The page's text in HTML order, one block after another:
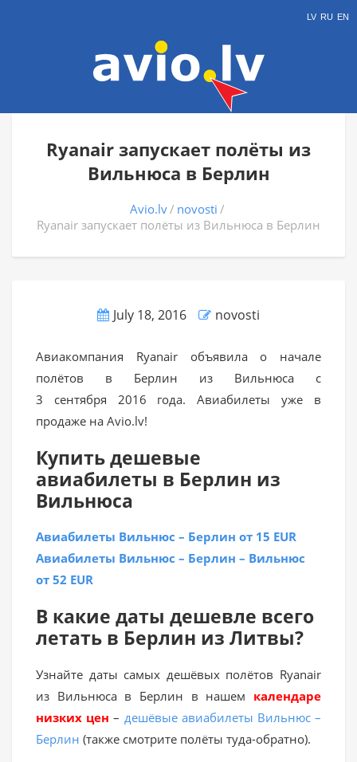
LV RU EN
Ryanair запускает полёты из
Вильнюса в Берлин
Avio.lv
novosti
Ryanair запускает полёты из Вильнюса в Берлин
July 18, 2016 novosti
Авиакомпания Ryanair объявила о начале
полётов в Берлин из Вильнюса с
3 сентября 2016 года. Авиабилеты уже в
продаже на Avio.lv!
Купить дешевые
авиабилеты в Берлин из
Вильнюса
Авиабилеты Вильнюс – Берлин от 15 EUR
Авиабилеты Вильнюс – Берлин – Вильнюс
от 52 EUR
В какие даты дешевле всего
летать в Берлин из Литвы?
Узнайте даты самых дешёвых полётов Ryanair
из Вильнюса в Берлин в нашем календаре
низких цен – дешёвые авиабилеты Вильнюс –
Берлин (также смотрите полёты туда-обратно).